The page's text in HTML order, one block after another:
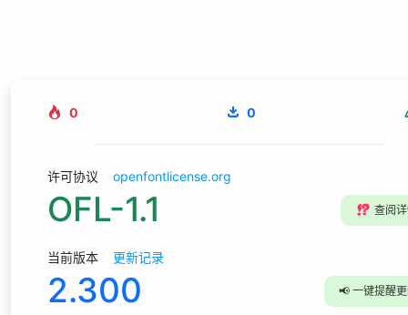
0 0
许可协议 openfontlicense.org
OFL-1.1 ⁉️ 查阅
当前版本 更新记录
2.300 📢 一键提醒